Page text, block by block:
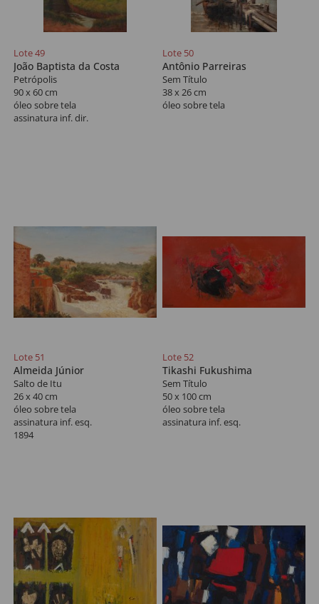
Lote 49
João Baptista da Costa
Petrópolis
90 x 60 cm
óleo sobre tela
assinatura inf. dir.
Lote 50
Antônio Parreiras
Sem Título
38 x 26 cm
óleo sobre tela
Lote 51
Almeida Júnior
Salto de Itu
26 x 40 cm
óleo sobre tela
assinatura inf. esq.
1894
Lote 52
Tikashi Fukushima
Sem Título
50 x 100 cm
óleo sobre tela
assinatura inf. esq.